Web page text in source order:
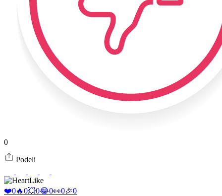
0
Podeli
Like
❤️0🔥0💥0😂0👀0🎉0